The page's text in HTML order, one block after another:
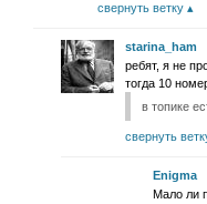
свернуть ветку
starina_ham
ребят, я не
тогда 10
в топике
свернуть
Enigma
Мало ли